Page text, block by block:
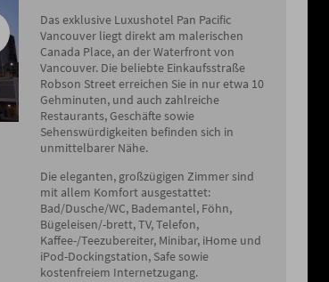
Das exklusive Luxushotel Pan Pacific
Vancouver liegt direkt am malerischen
Canada Place, an der Waterfront von
Vancouver. Die beliebte Einkaufsstraße
Robson Street erreichen Sie in nur etwa 10
Gehminuten, und auch zahlreiche
Restaurants, Geschäfte sowie
Sehenswürdigkeiten befinden sich in
unmittelbarer Nähe.
Die eleganten, großzügigen Zimmer sind
mit allem Komfort ausgestattet:
Bad/Dusche/WC, Bademantel, Föhn,
Bügeleisen/-brett, TV, Telefon,
Kaffee-/Teezubereiter, Minibar, iHome und
iPod-Dockingstation, Safe sowie
kostenfreiem Internetzugang.